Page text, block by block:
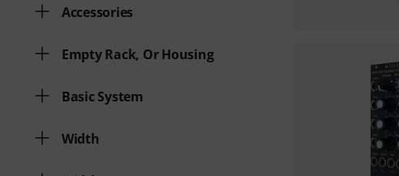
Accessories
Empty Rack, Or Housing
Basic System
Width